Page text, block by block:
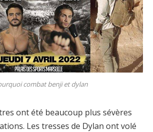
combat benji et dylan
ont été beaucoup plus sévères
Les tresses de Dylan ont volé